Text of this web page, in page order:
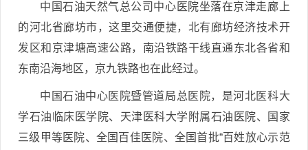
中国石油天然气总公司中心医院坐落在京津走廊上
的河北省廊坊市，这里交通便捷，北有廊坊经济技术开
发区和京津塘高速公路，南沿铁路干线直通东北各省和
东南沿海地区，京九铁路也在此经过。
中国石油中心医院暨管道局总医院，是河北医科大
学石油临床医学院、天津医科大学附属石油医院、国家
三级甲等医院、全国百佳医院、全国首批“百姓放心示范